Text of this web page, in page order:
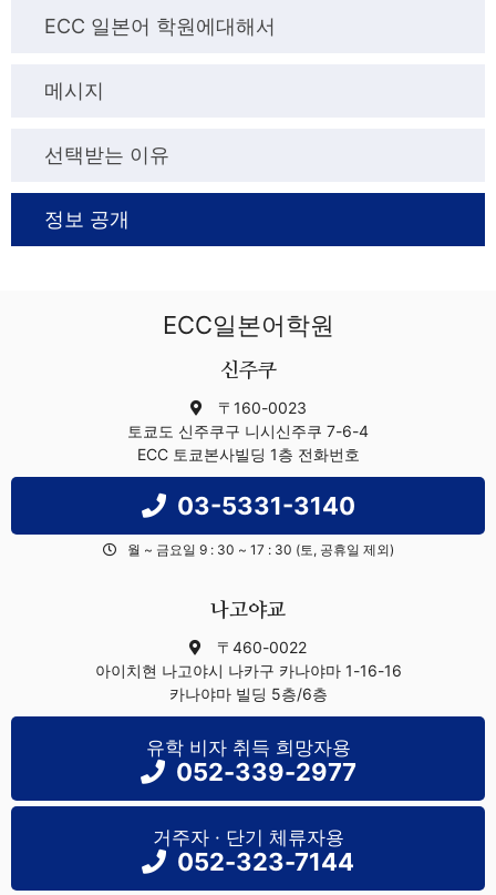
ECC 일본어 학원에대해서
메시지
선택받는 이유
정보 공개
ECC일본어학원
신주쿠
〒160-0023
토쿄도 신주쿠구 니시신주쿠 7-6-4
ECC 토쿄본사빌딩 1층 전화번호
03-5331-3140
월 ~ 금요일 9 : 30 ~ 17 : 30 (토, 공휴일 제외)
나고야교
〒460-0022
아이치현 나고야시 나카구 카나야마 1-16-16
카나야마 빌딩 5층/6층
유학 비자 취득 희망자용
052-339-2977
거주자 · 단기 체류자용
052-323-7144